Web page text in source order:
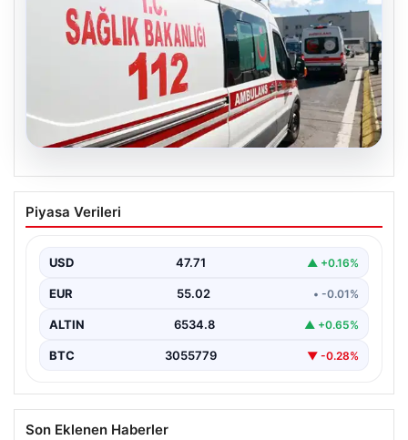
05.08.2026
Diyarbakır’da Silahlı Çatışma: 1 Ölü, 1
Yaralı
bölge sakinlerini korkuttu. Olay, iki grup arasında
uzun…
Piyasa Verileri
USD 47.71 ▲ +0.16%
EUR 55.02 • -0.01%
ALTIN 6534.8 ▲ +0.65%
BTC 3055779 ▼ -0.28%
Son Eklenen Haberler